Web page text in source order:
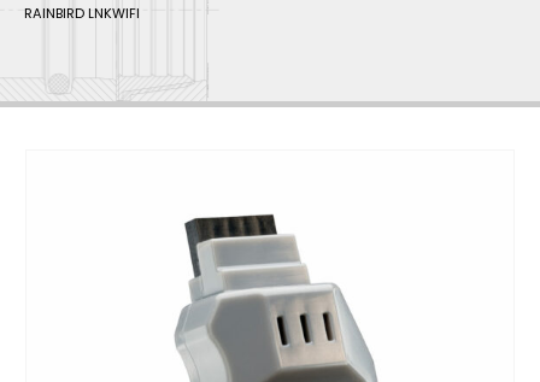
RAINBIRD LNKWIFI